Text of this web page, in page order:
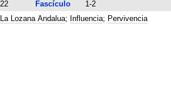
22 Fascículo
1-2
La Lozana Andalua; Influencia; Pervivencia